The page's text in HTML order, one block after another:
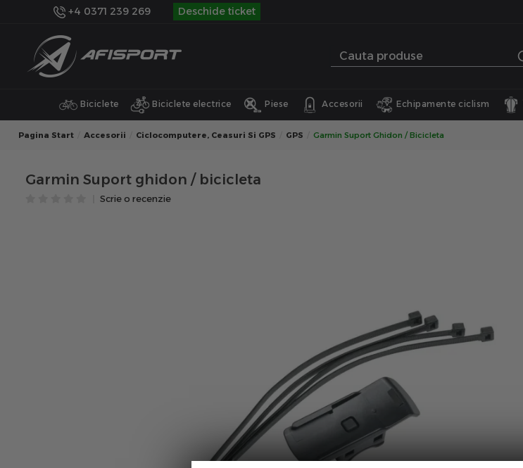
+4 0371 239 269 Deschide ticket
Biciclete Biciclete electrice Piese Accesorii Echipamente ciclism
Pagina Start Accesorii Ciclocomputere, Ceasuri Si GPS GPS Garmin Suport Ghidon / Bicicleta
Garmin Suport ghidon / bicicleta
Scrie o recenzie